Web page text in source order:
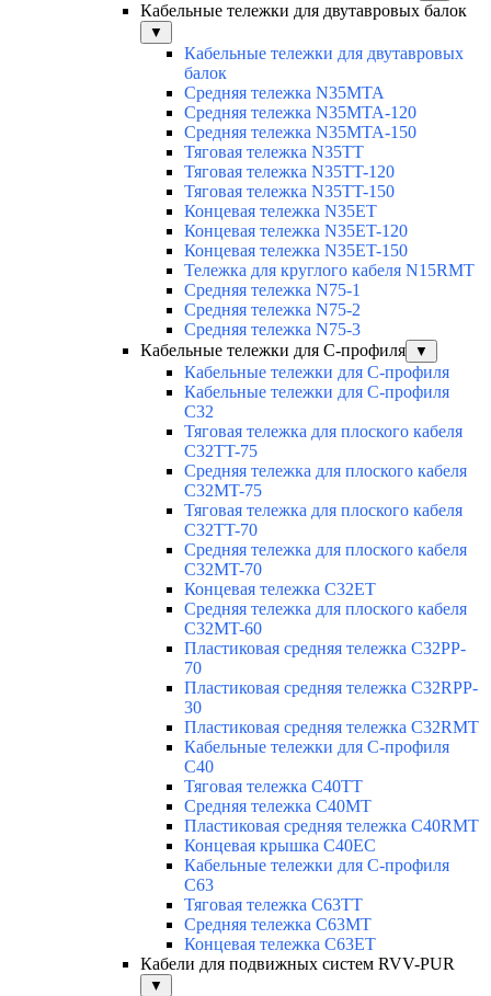
Кабельные тележки для двутавровых балок
▼
Кабельные тележки для двутавровых
балок
Средняя тележка N35MTA
Средняя тележка N35MTA-120
Средняя тележка N35MTA-150
Тяговая тележка N35TT
Тяговая тележка N35TT-120
Тяговая тележка N35TT-150
Концевая тележка N35ET
Концевая тележка N35ET-120
Концевая тележка N35ET-150
Тележка для круглого кабеля N15RMT
Средняя тележка N75-1
Средняя тележка N75-2
Средняя тележка N75-3
Кабельные тележки для С-профиля
▼
Кабельные тележки для С-профиля
Кабельные тележки для С-профиля
C32
Тяговая тележка для плоского кабеля
C32TT-75
Средняя тележка для плоского кабеля
C32MT-75
Тяговая тележка для плоского кабеля
C32TT-70
Средняя тележка для плоского кабеля
C32MT-70
Концевая тележка C32ET
Средняя тележка для плоского кабеля
C32MT-60
Пластиковая средняя тележка C32PP-
70
Пластиковая средняя тележка C32RPP-
30
Пластиковая средняя тележка C32RMT
Кабельные тележки для С-профиля
C40
Тяговая тележка C40TT
Средняя тележка C40MT
Пластиковая средняя тележка C40RMT
Концевая крышка C40EC
Кабельные тележки для С-профиля
C63
Тяговая тележка C63TT
Средняя тележка C63MT
Концевая тележка C63ET
Кабели для подвижных систем RVV-PUR
▼